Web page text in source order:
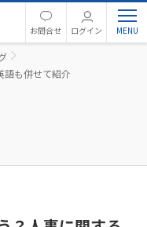
お問合せ ログイン
語も併せて紹介